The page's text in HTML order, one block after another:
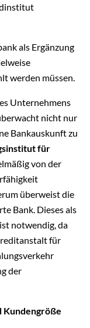
als Ergänzung
werden müssen.
Unternehmens
nicht nur
Bankauskunft zu
für
von der
überweist die
Bank. Dieses als
notwendig, da
für
der
Kundengröße